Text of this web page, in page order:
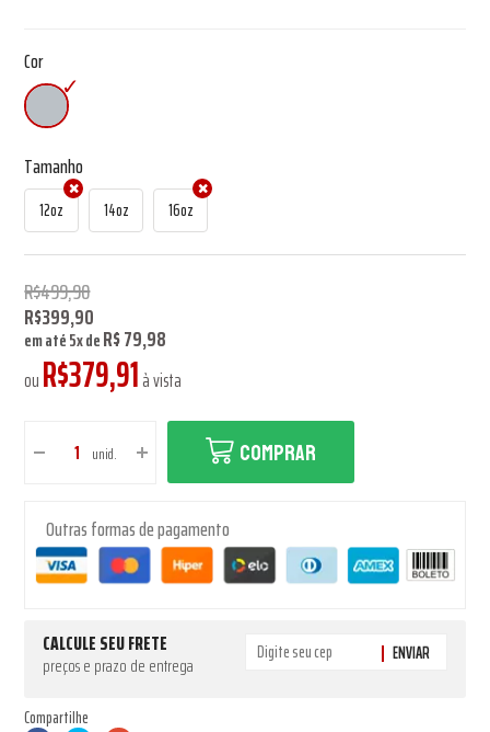
Cor
Tamanho
12oz 14oz 16oz
R$499,90
R$399,90
em até5xdeR$ 79,98
ouR$379,91à vista
unid. COMPRAR
Outras formas de pagamento
CALCULE SEU FRETE
preços e prazo de entrega ENVIAR
Compartilhe